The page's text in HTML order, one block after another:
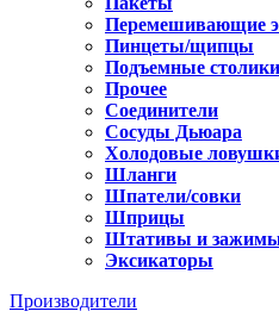
Перемешивающие
Пинцеты/щипцы
Подъемные столики
Прочее
Соединители
Сосуды Дьюара
Холодовые
Шланги
Шпатели/совки
Шприцы
Штативы и
Эксикаторы
Производители